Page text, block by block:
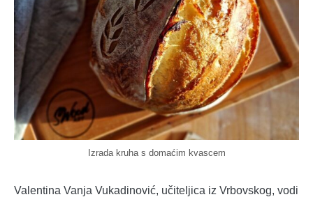
Izrada kruha s domaćim kvascem
Valentina Vanja Vukadinović, učiteljica iz Vrbovskog, vodi